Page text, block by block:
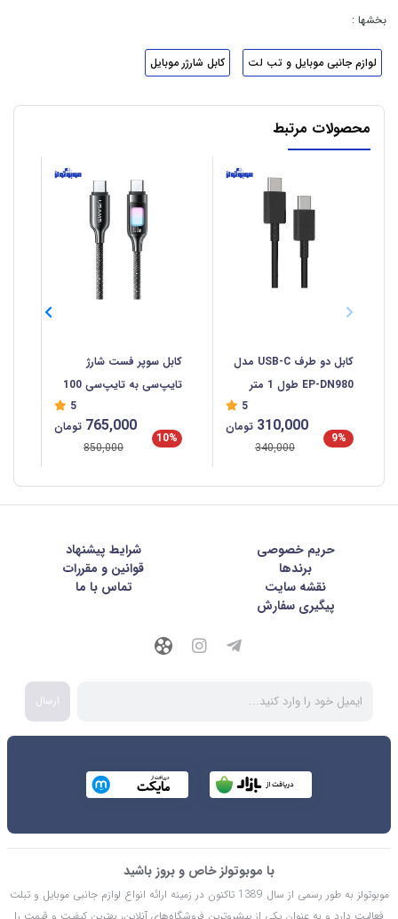
بخشها :
لوازم جانبی موبایل و تب لت کابل شارژر موبایل
محصولات مرتبط
کابل دو طرف USB-C مدل
EP-DN980 طول 1 متر
5
9%
310,000 تومان
340,000
کابل سوپر فست شارژ
تایپ‌سی به تایپ‌سی 100
SJ750
5
10%
765,000 تومان
850,000
حریم خصوصی
شرايط پيشنهاد
برندها
قوانین و مقررات
نقشه سایت
تماس با ما
پیگیری سفارش
ارسال
با موبوتولز خاص و بروز باشید
موبوتولز به طور رسمی از سال 1389 تاکنون در زمینه ارائه انواع لوازم جانبی موبایل و تبلت
فعالیت دارد و به عنوان یکی از پیشروترین فروشگاه‌های آنلاین، بهترین کیفیت و قیمت را